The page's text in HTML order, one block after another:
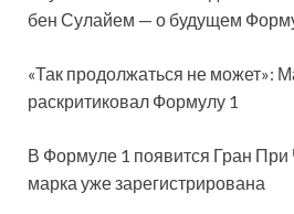
бен Сулайем — о будущем
«Так продолжаться не может»:
раскритиковал Формулу 1
В Формуле 1 появится Гран При
марка уже зарегистрирована